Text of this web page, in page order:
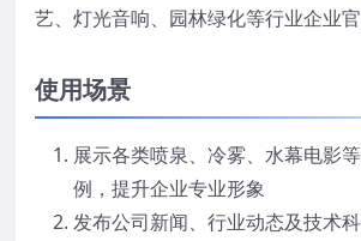
艺、灯光音响、园林绿化等行业企业官
使用场景
展示各类喷泉、冷雾、水幕电影
例，提升企业专业形象
发布公司新闻、行业动态及技术